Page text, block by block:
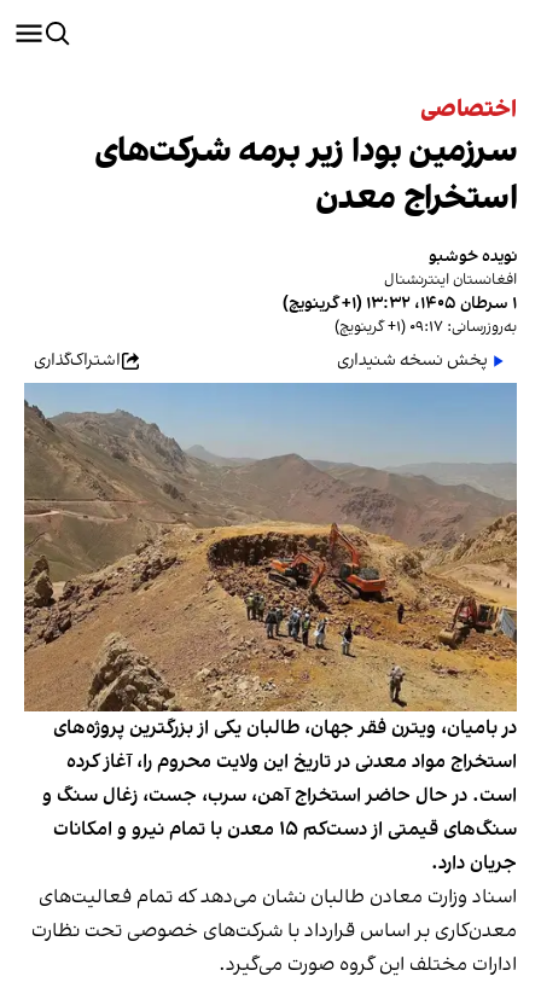
اختصاصی
سرزمین بودا زیر برمه شرکت‌های
استخراج معدن
نویده خوشبو
افغانستان اینترنشنال
۱ سرطان ۱۴۰۵، ۱۳:۳۲ (‎+۱ گرینویچ)
به‌روزرسانی: ۰۹:۱۷ (‎+۱ گرینویچ)
پخش نسخه شنیداری اشتراک‌گذاری
در بامیان، ویترن فقر جهان، طالبان یکی از بزرگترین پروژه‌های
استخراج‌ مواد معدنی در تاریخ این ولایت محروم را، آغاز کرده
است. در حال حاضر استخراج آهن، سرب، جست، زغال سنگ و
سنگ‌های قیمتی از دست‌کم ۱۵ معدن با تمام نیرو و امکانات
جریان دارد.
اسناد وزارت معادن طالبان نشان می‌دهد که تمام فعالیت‌های
معدن‌کاری بر اساس قرارداد با شرکت‌های خصوصی تحت نظارت
ادارات مختلف این گروه صورت می‌گیرد.